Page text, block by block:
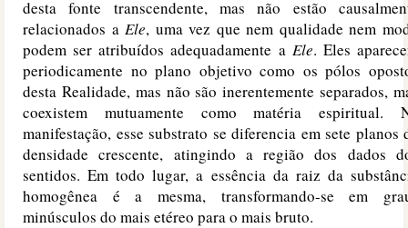
desta fonte transcendente, mas não estão
relacionados aEle, uma vez que nem qualidade nem
podem ser atribuídos adequadamente a Ele. Eles
periodicamente no plano objetivo como os pólos
desta Realidade, mas não são inerentemente separados,
coexistem mutuamente como matéria espiritual.
manifestação, esse substrato se diferencia em sete planos
densidade crescente, atingindo a região dos dados
sentidos. Em todo lugar, a essência da raiz da
homogênea é a mesma, transformando-se em
minúsculos do mais etéreo para o mais bruto.